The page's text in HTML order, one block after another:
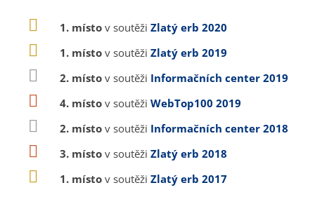
1. místo v soutěži Zlatý erb 2020
1. místo v soutěži Zlatý erb 2019
2. místo v soutěži Informačních center 2019
4. místo v soutěži WebTop100 2019
2. místo v soutěži Informačních center 2018
3. místo v soutěži Zlatý erb 2018
1. místo v soutěži Zlatý erb 2017